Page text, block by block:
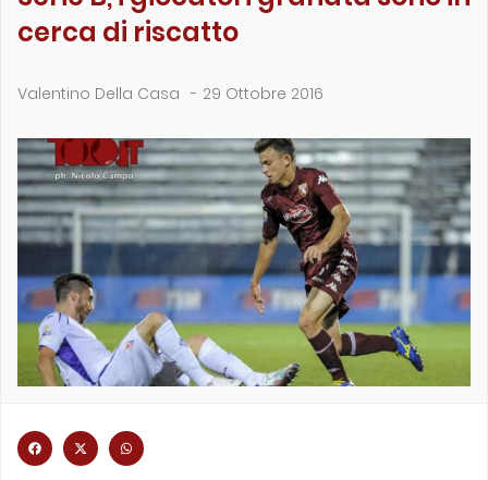
cerca di riscatto
Valentino Della Casa - 29 Ottobre 2016